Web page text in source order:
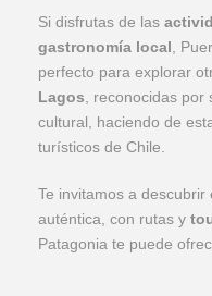
Si disfrutas de las
gastronomía local,
perfecto para explorar
Lagos, reconocidas por
cultural, haciendo de
turísticos de Chile.
Te invitamos a
auténtica, con rutas y
Patagonia te puede